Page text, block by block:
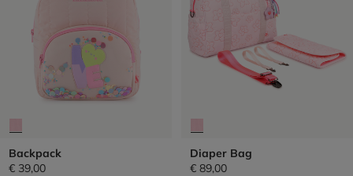
Backpack
€ 39,00
Diaper Bag
€ 89,00